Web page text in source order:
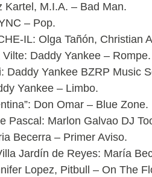
Kartel, M.I.A. – Bad Man.
– Pop.
IL: Olga Tañón, Christian
Daddy Yankee – Rompe.
Daddy Yankee BZRP Music
Yankee – Limbo.
Don Omar – Blue Zone.
Pascal: Marlon Galvao DJ
Becerra – Primer Aviso.
Jardín de Reyes: María
Lopez, Pitbull – On The